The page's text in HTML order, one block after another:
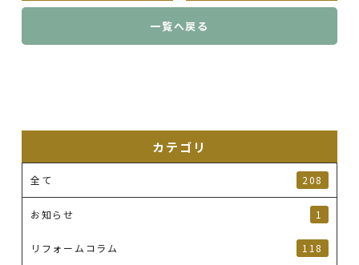
一覧へ戻る
カテゴリ
全て 208
お知らせ 1
リフォームコラム 118